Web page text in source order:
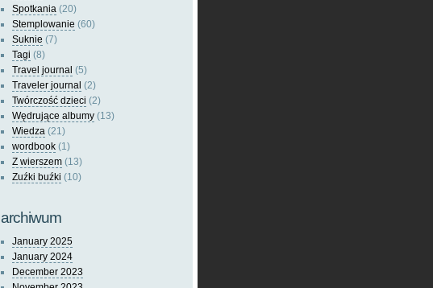
Spotkania (20)
Stemplowanie (60)
Suknie (7)
Tagi (8)
Travel journal (5)
Traveler journal (2)
Twórczość dzieci (2)
Wędrujące albumy (13)
Wiedza (21)
wordbook (1)
Z wierszem (13)
Zuźki buźki (10)
archiwum
January 2025
January 2024
December 2023